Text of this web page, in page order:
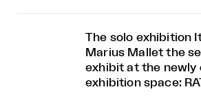
The solo exhibition
Marius Mallet the
exhibit at the newly
exhibition space: